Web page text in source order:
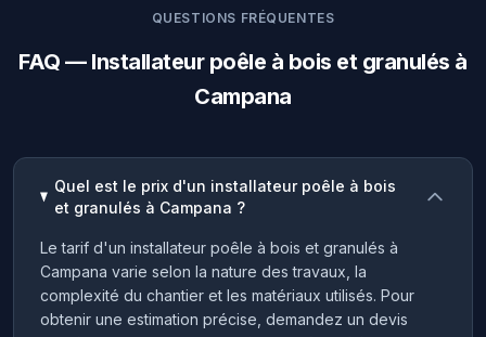
QUESTIONS FRÉQUENTES
FAQ — Installateur poêle à bois et granulés à
Campana
Quel est le prix d'un installateur poêle à bois
et granulés à Campana ?
Le tarif d'un installateur poêle à bois et granulés à
Campana varie selon la nature des travaux, la
complexité du chantier et les matériaux utilisés. Pour
obtenir une estimation précise, demandez un devis